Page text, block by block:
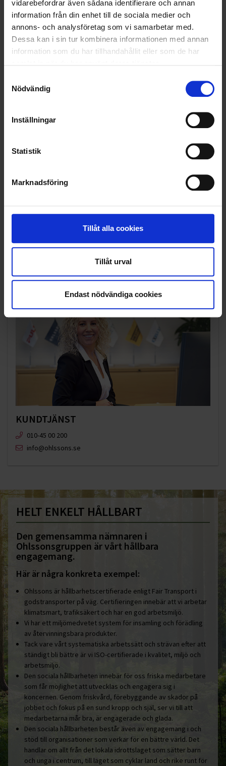
vidarebefordrar även sådana identifierare och annan
information från din enhet till de sociala medier och
annons- och analysföretag som vi samarbetar med.
Dessa kan i sin tur kombinera informationen med annan
information som du har tillhandahållit eller som de har
Nödvändig
Inställningar
Statistik
Marknadsföring
Tillåt alla cookies
Tillåt urval
Endast nödvändiga cookies
HÅLLBARHET
OHLSSONS REGION MITT
RENHÅLLNING
SAMARBETEN
VELLINGE
KUNDTJÄNST
010-45 00 200​
info@ohlssons.se
HELT ENKELT HÅLLBART
Den gemensamma nämnaren i
Ohlssonsgruppen är vårt hållbara
engagemang.
Här är några konkreta exempel:
Ohlssons är hållbarhetscertifierade enligt Fair Transport i
godstransporter på väg. Certifieringen innebär att vi arbetar
klimatsmart, trafiksäkert och har en god arbetsmiljö.
Vi har ett miljömedvetet system för insamling och förädling
av återvinningsbara produkter.
Tack vare vårt systematiska arbetssätt och strävan efter att
ständigt bli bättre är vi ISO-certifierade i kvalitet, miljö och
arbetsmiljö.
Den sociala hållbarheten innebär för oss friska medarbetare
som får möjlighet att utvecklas och engagera sig i
koncernen. Genom friskvård, förebyggande av skador på
jobbet och fokus på en sund kropp och själ, ser vi till att
medarbetarna mår bra, är engagerade och glada.
Den sociala hållbarheten består även av engagemang i och
stöd till organisationer som verkar för en bättre värld. Det
handlar om allt från det lokala idrottslaget som sätter barn
och unga i centrum, till laget som cyklar land och rike runt för